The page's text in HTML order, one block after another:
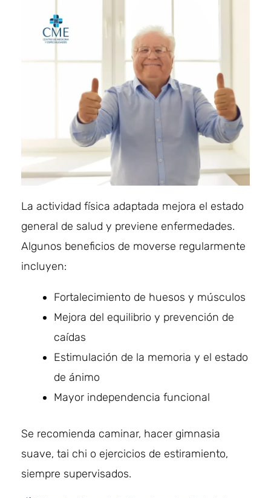
La actividad física adaptada mejora el estado
general de salud y previene enfermedades.
Algunos beneficios de moverse regularmente
incluyen:
Fortalecimiento de huesos y músculos
Mejora del equilibrio y prevención de
caídas
Estimulación de la memoria y el estado
de ánimo
Mayor independencia funcional
Se recomienda caminar, hacer gimnasia
suave, tai chi o ejercicios de estiramiento,
siempre supervisados.